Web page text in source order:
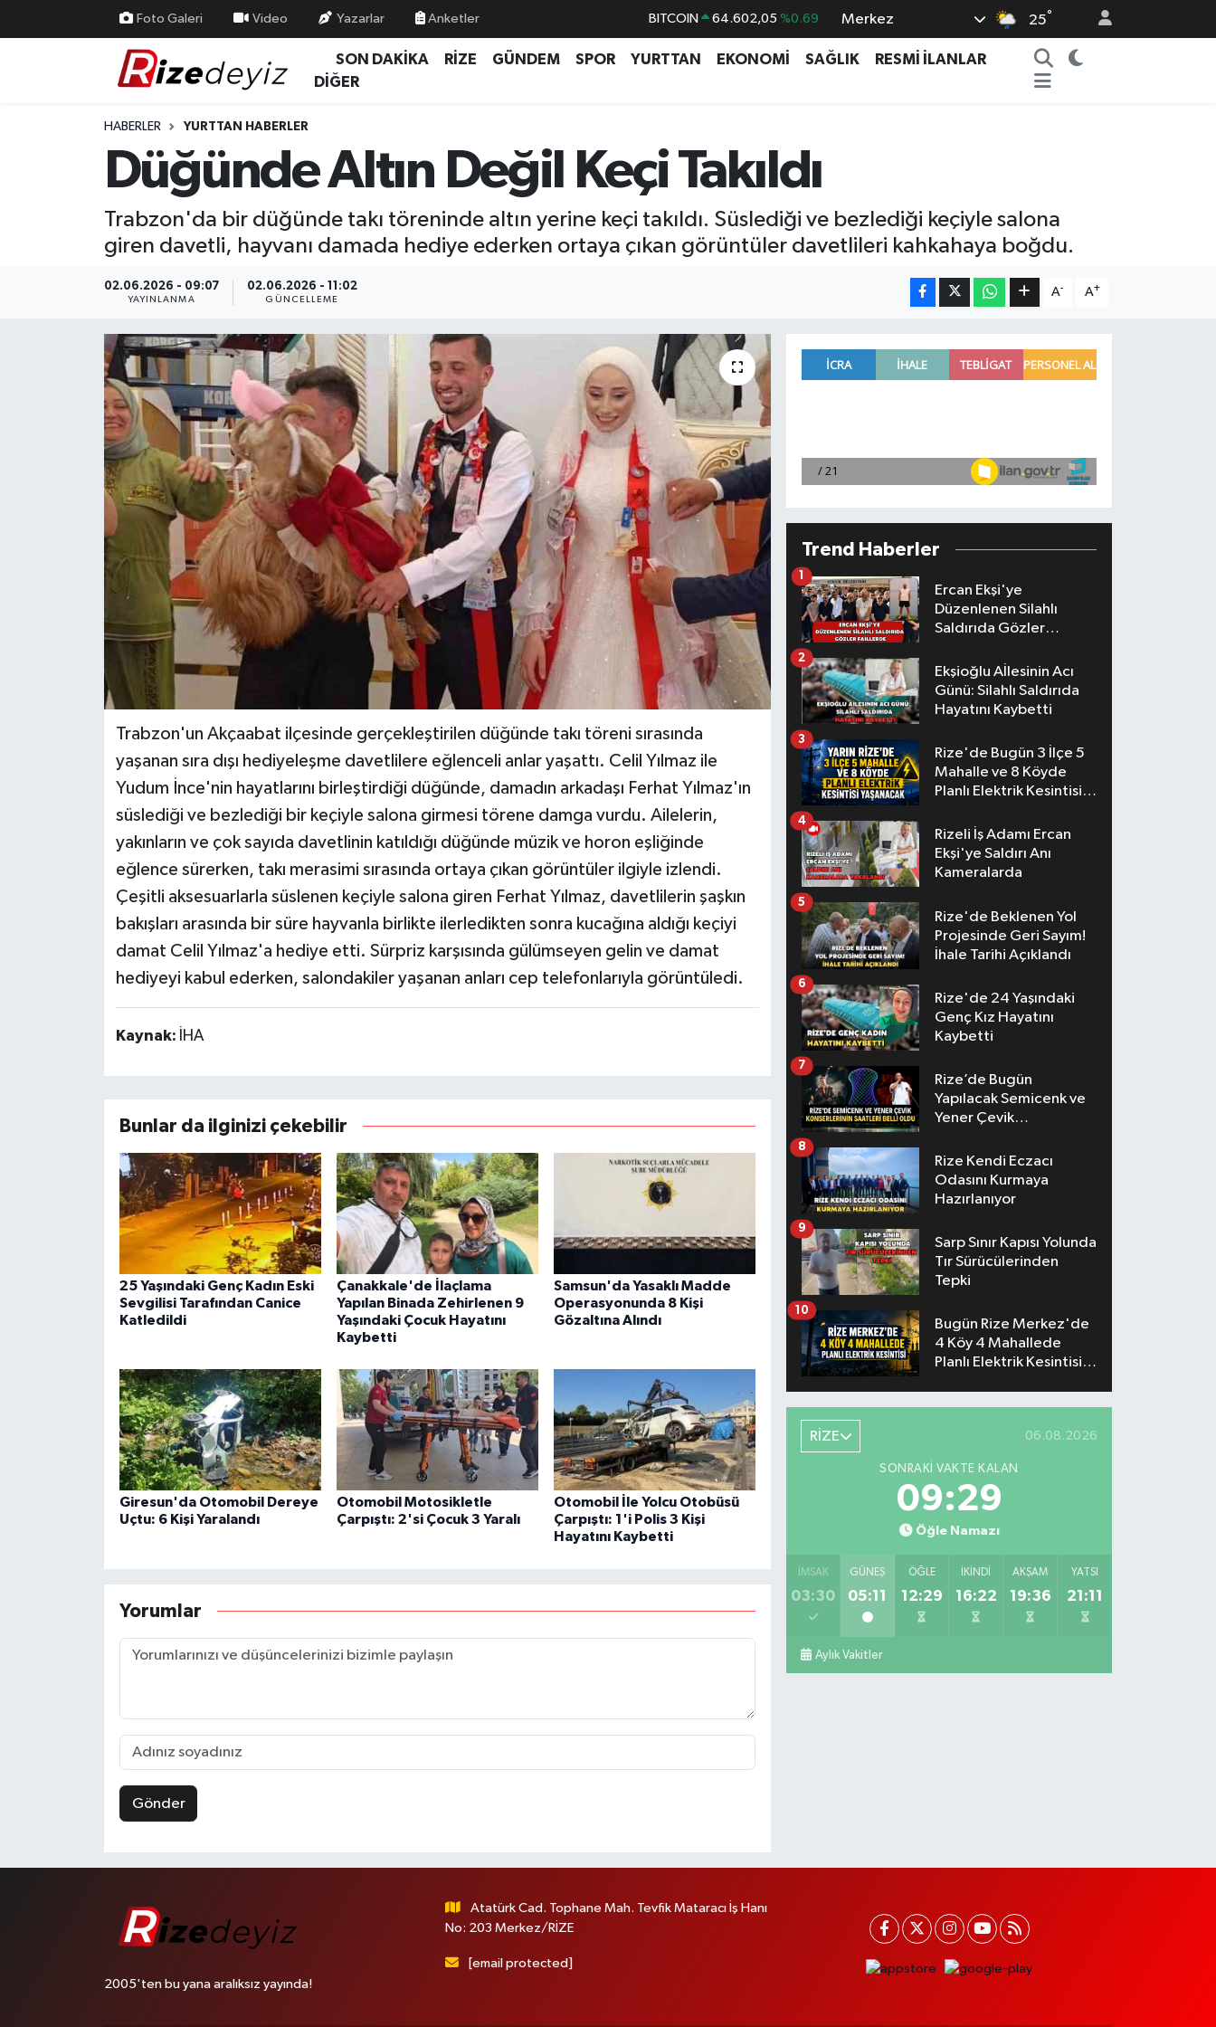
Foto Galeri Video Yazarlar Anketler BITCOIN 64.602,05 %0.69
DOLAR 47,5986 %0.06
GRAM ALTIN 6518.23 %0.39
BİST100 13.768 %48
Merkez 25°
SON DAKİKA RİZE GÜNDEM SPOR YURTTAN EKONOMİ SAĞLIK
RESMİ İLANLAR
DİĞER
HABERLER YURTTAN HABERLER
Düğünde Altın Değil Keçi Takıldı
Trabzon'da bir düğünde takı töreninde altın yerine keçi takıldı. Süslediği ve bezlediği keçiyle salona
giren davetli, hayvanı damada hediye ederken ortaya çıkan görüntüler davetlileri kahkahaya boğdu.
02.06.2026 - 09:07
YAYINLANMA
02.06.2026 - 11:02
GÜNCELLEME
A- A+
Trabzon'un Akçaabat ilçesinde gerçekleştirilen düğünde takı töreni sırasında
yaşanan sıra dışı hediyeleşme davetlilere eğlenceli anlar yaşattı. Celil Yılmaz ile
Yudum İnce'nin hayatlarını birleştirdiği düğünde, damadın arkadaşı Ferhat Yılmaz'ın
süslediği ve bezlediği bir keçiyle salona girmesi törene damga vurdu. Ailelerin,
yakınların ve çok sayıda davetlinin katıldığı düğünde müzik ve horon eşliğinde
eğlence sürerken, takı merasimi sırasında ortaya çıkan görüntüler ilgiyle izlendi.
Çeşitli aksesuarlarla süslenen keçiyle salona giren Ferhat Yılmaz, davetlilerin şaşkın
bakışları arasında bir süre hayvanla birlikte ilerledikten sonra kucağına aldığı keçiyi
damat Celil Yılmaz'a hediye etti. Sürpriz karşısında gülümseyen gelin ve damat
hediyeyi kabul ederken, salondakiler yaşanan anları cep telefonlarıyla görüntüledi.
Kaynak: İHA
Bunlar da ilginizi çekebilir
25 Yaşındaki Genç Kadın Eski
Sevgilisi Tarafından Canice
Katledildi
Çanakkale'de İlaçlama
Yapılan Binada Zehirlenen 9
Yaşındaki Çocuk Hayatını
Kaybetti
Samsun'da Yasaklı Madde
Operasyonunda 8 Kişi
Gözaltına Alındı
Giresun'da Otomobil Dereye
Uçtu: 6 Kişi Yaralandı
Otomobil Motosikletle
Çarpıştı: 2'si Çocuk 3 Yaralı
Otomobil İle Yolcu Otobüsü
Çarpıştı: 1'i Polis 3 Kişi
Hayatını Kaybetti
Yorumlar
Gönder
Trend Haberler
Ercan Ekşi'ye
Düzenlenen Silahlı
Saldırıda Gözler
1
Ekşioğlu Aİlesinin Acı
Günü: Silahlı Saldırıda
Hayatını Kaybetti
2
Rize'de Bugün 3 İlçe 5
Mahalle ve 8 Köyde
Planlı Elektrik Kesintisi
3
Rizeli İş Adamı Ercan
Ekşi'ye Saldırı Anı
Kameralarda
4
Rize'de Beklenen Yol
Projesinde Geri Sayım!
İhale Tarihi Açıklandı
5
Rize'de 24 Yaşındaki
Genç Kız Hayatını
Kaybetti
6
Rize’de Bugün
Yapılacak Semicenk ve
Yener Çevik
Belli Oldu
7
Rize Kendi Eczacı
Odasını Kurmaya
Hazırlanıyor
8
Sarp Sınır Kapısı Yolunda
Tır Sürücülerinden
Tepki
9
Bugün Rize Merkez'de
4 Köy 4 Mahallede
Planlı Elektrik Kesintisi
10
RİZE 06.08.2026
SONRAKI VAKTE KALAN
09:28
Öğle Namazı
İMSAK
03:30
GÜNEŞ
05:11
ÖĞLE
12:29
İKINDI
16:22
AKŞAM
19:36
YATSI
21:11
Aylık Vakitler
2005'ten bu yana aralıksız yayında!
Atatürk Cad. Tophane Mah. Tevfik Mataracı İş Hanı
No: 203 Merkez/RİZE
[email protected]
Yurttan Haberler
Teknoloji
Rize Nöbetçi Eczaneler
Rize Trafik Yoğunluk Haritası
Tüm Manşetler
Son Dakika Haberleri
Haber Arşivi